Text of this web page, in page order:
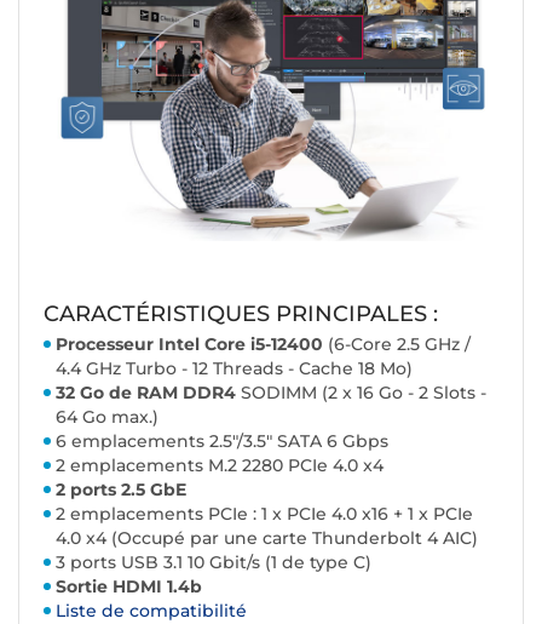
CARACTÉRISTIQUES PRINCIPALES :
Processeur Intel Core i5-12400 (6-Core 2.5 GHz /
4.4 GHz Turbo - 12 Threads - Cache 18 Mo)
32 Go de RAM DDR4 SODIMM (2 x 16 Go - 2 Slots -
64 Go max.)
6 emplacements 2.5"/3.5" SATA 6 Gbps
2 emplacements M.2 2280 PCIe 4.0 x4
2 ports 2.5 GbE
2 emplacements PCIe : 1 x PCIe 4.0 x16 + 1 x PCIe
4.0 x4 (Occupé par une carte Thunderbolt 4 AIC)
3 ports USB 3.1 10 Gbit/s (1 de type C)
Sortie HDMI 1.4b
Liste de compatibilité